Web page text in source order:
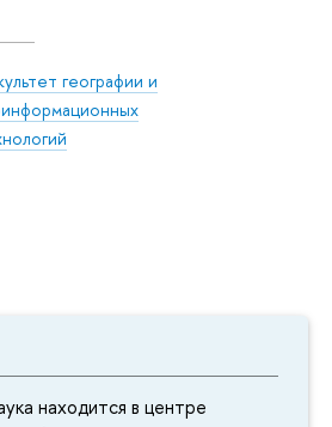
находится в центре
географии и